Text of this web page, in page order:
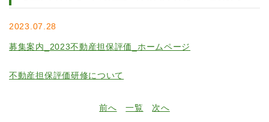
2023.07.28
募集案内_2023不動産担保評価_ホームページ
不動産担保評価研修について
前へ 一覧 次へ